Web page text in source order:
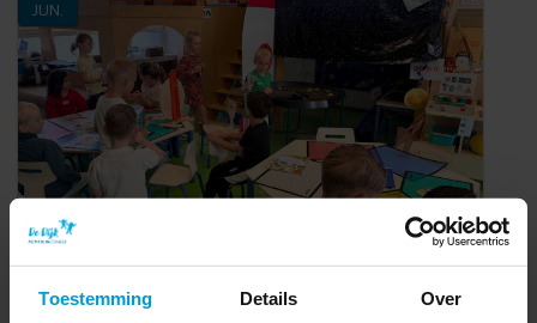
Toestemming Details Over
JUN.